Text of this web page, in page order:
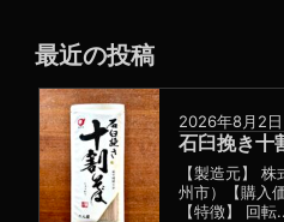
最近の投稿
2026年8月2日
石臼挽き十
【製造元】
州市）【購入
【特徴】 回転